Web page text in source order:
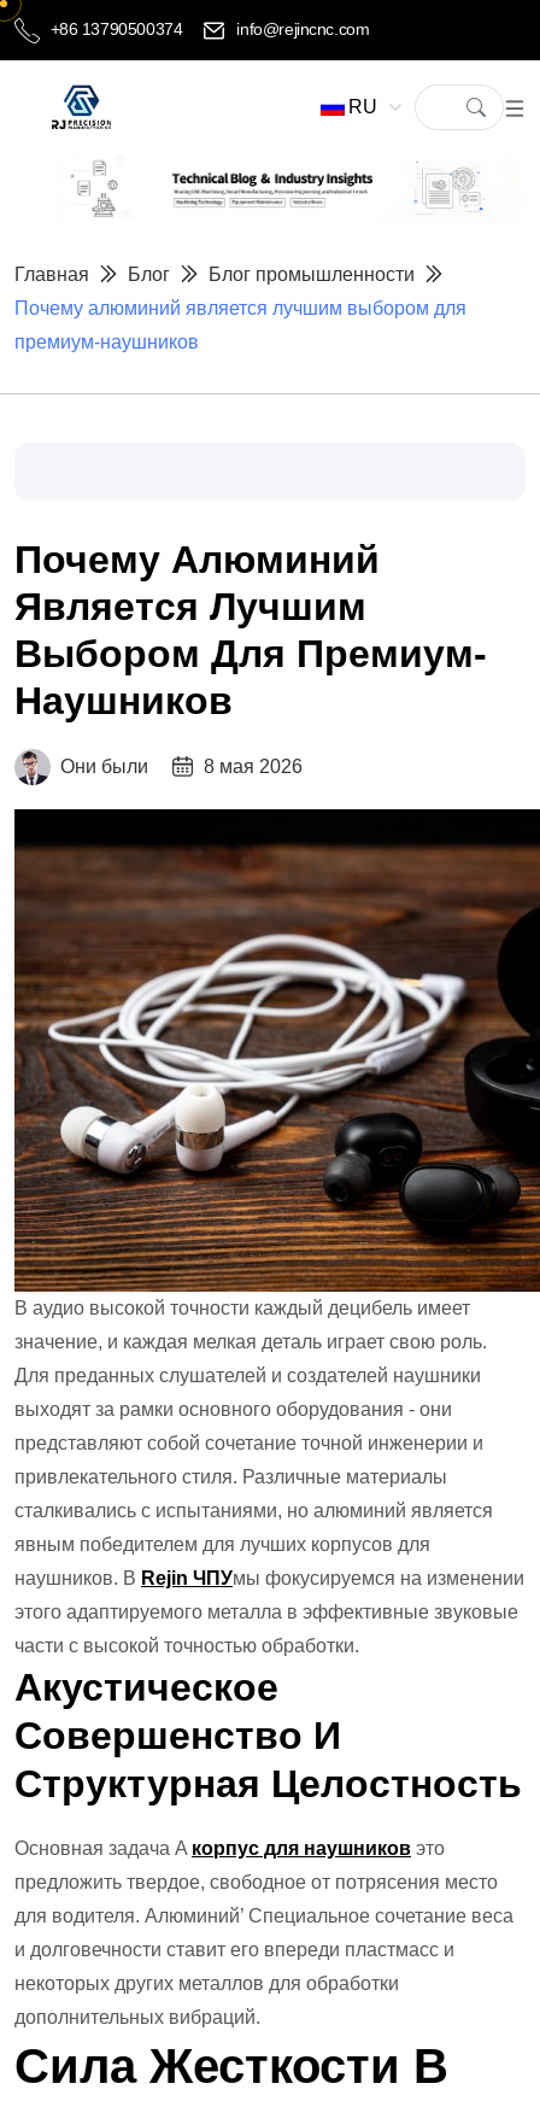
+86 13790500374 info@rejincnc.com
RU
Главная Блог
Блог промышленности
Почему алюминий является лучшим выбором для
премиум-наушников
Почему Алюминий
Является Лучшим
Выбором Для Премиум-
Наушников
Они были 8 мая 2026
В аудио высокой точности каждый децибель имеет
значение, и каждая мелкая деталь играет свою роль.
Для преданных слушателей и создателей наушники
выходят за рамки основного оборудования - они
представляют собой сочетание точной инженерии и
привлекательного стиля. Различные материалы
сталкивались с испытаниями, но алюминий является
явным победителем для лучших корпусов для
наушников. В Rejin ЧПУмы фокусируемся на изменении
этого адаптируемого металла в эффективные звуковые
части с высокой точностью обработки.
Акустическое
Совершенство И
Структурная Целостность
Основная задача A корпус для наушников это
предложить твердое, свободное от потрясения место
для водителя. Алюминий’ Специальное сочетание веса
и долговечности ставит его впереди пластмасс и
некоторых других металлов для обработки
дополнительных вибраций.
Сила Жесткости В